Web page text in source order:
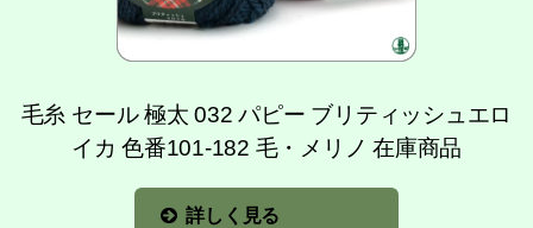
毛糸 セール 極太 032 パピー ブリティッシュエロ
イカ 色番101-182 毛・メリノ 在庫商品
詳しく見る